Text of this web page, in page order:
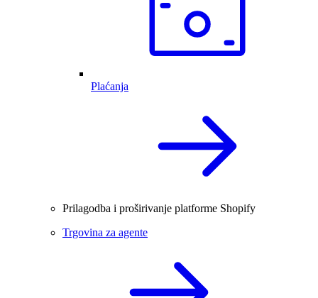
Plaćanja
Prilagodba i proširivanje platforme Shopify
Trgovina za agente